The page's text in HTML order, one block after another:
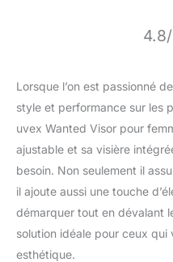
Lorsque l’on est passionné
style et performance sur les
uvex Wanted Visor pour
ajustable et sa visière
besoin. Non seulement il
il ajoute aussi une touche
démarquer tout en dévalant
solution idéale pour ceux
esthétique.